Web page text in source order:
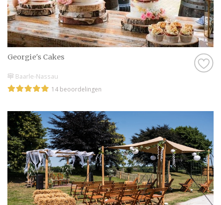
Georgie's Cakes
Baarle-Nassau
14 beoordelingen